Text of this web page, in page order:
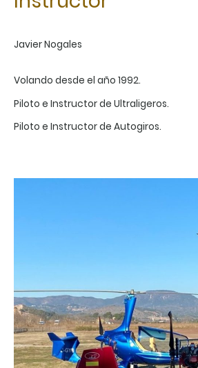
Javier Nogales
Volando desde el año 1992.
Piloto e Instructor de Ultraligeros.
Piloto e Instructor de Autogiros.